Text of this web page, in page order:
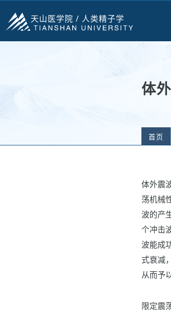
天山医学院 / 人类精子学
体
首页
体外震
荡机械
波的产
个冲击
波能成
式衰减
从而予
限定震